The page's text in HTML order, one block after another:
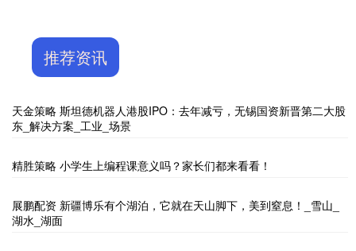
推荐资讯
天金策略 斯坦德机器人港股IPO：去年减亏，无锡国资新晋第二大股
东_解决方案_工业_场景
精胜策略 小学生上编程课意义吗？家长们都来看看！
展鹏配资 新疆博乐有个湖泊，它就在天山脚下，美到窒息！_雪山_
湖水_湖面